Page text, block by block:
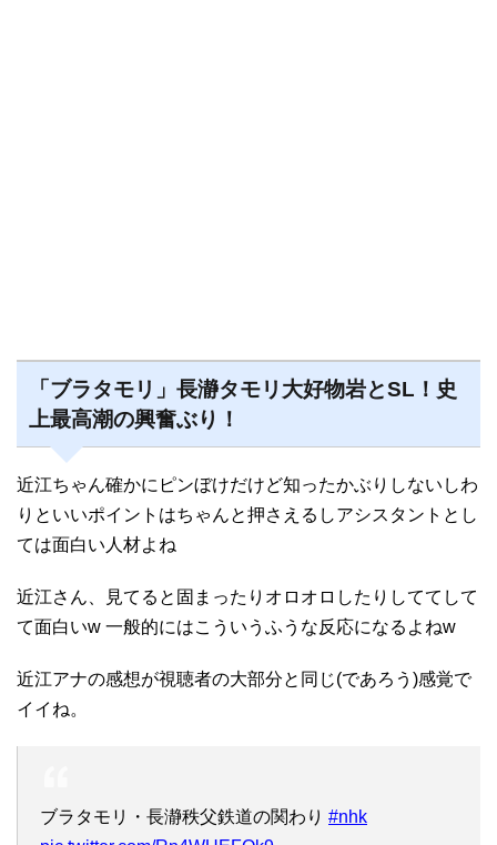
「ブラタモリ」長瀞タモリ大好物岩とSL！史
上最高潮の興奮ぶり！
近江ちゃん確かにピンぼけだけど知ったかぶりしないしわ
りといいポイントはちゃんと押さえるしアシスタントとし
ては面白い人材よね
近江さん、見てると固まったりオロオロしたりしててして
て面白いw 一般的にはこういうふうな反応になるよねw
近江アナの感想が視聴者の大部分と同じ(であろう)感覚で
イイね。
ブラタモリ・長瀞秩父鉄道の関わり #nhk